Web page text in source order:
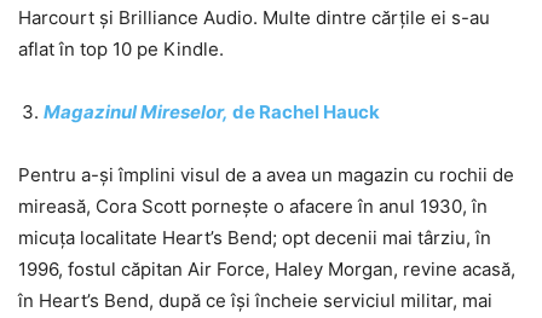
Harcourt și Brilliance Audio. Multe dintre cărțile ei s-au
aflat în top 10 pe Kindle.
Magazinul Mireselor, de Rachel Hauck
Pentru a-și împlini visul de a avea un magazin cu rochii de
mireasă, Cora Scott pornește o afacere în anul 1930, în
micuța localitate Heart’s Bend; opt decenii mai târziu, în
1996, fostul căpitan Air Force, Haley Morgan, revine acasă,
în Heart’s Bend, după ce își încheie serviciul militar, mai